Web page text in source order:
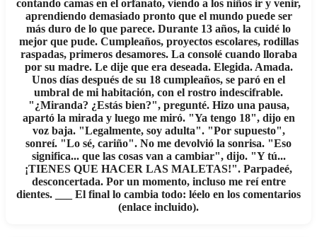
contando camas en el orfanato, viendo a los niños ir y venir,
aprendiendo demasiado pronto que el mundo puede ser
más duro de lo que parece. Durante 13 años, la cuidé lo
mejor que pude. Cumpleaños, proyectos escolares, rodillas
raspadas, primeros desamores. La consolé cuando lloraba
por su madre. Le dije que era deseada. Elegida. Amada.
Unos días después de su 18 cumpleaños, se paró en el
umbral de mi habitación, con el rostro indescifrable.
"¿Miranda? ¿Estás bien?", pregunté. Hizo una pausa,
apartó la mirada y luego me miró. "Ya tengo 18", dijo en
voz baja. "Legalmente, soy adulta". "Por supuesto",
sonreí. "Lo sé, cariño". No me devolvió la sonrisa. "Eso
significa... que las cosas van a cambiar", dijo. "Y tú...
¡TIENES QUE HACER LAS MALETAS!". Parpadeé,
desconcertada. Por un momento, incluso me reí entre
dientes. ___ El final lo cambia todo: léelo en los comentarios
(enlace incluido).